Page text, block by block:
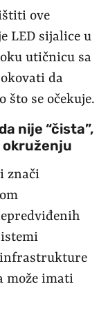
ove
LED sijalice u
utičnicu sa
da
što se očekuje.
nije “čista”,
okruženju
znači
infrastrukture
može imati